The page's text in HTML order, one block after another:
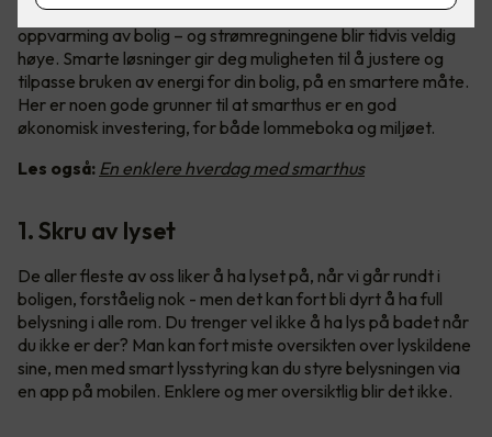
I Norge er vi vant til å måtte bruke en god del energi til
oppvarming av bolig – og strømregningene blir tidvis veldig
høye. Smarte løsninger gir deg muligheten til å justere og
tilpasse bruken av energi for din bolig, på en smartere måte.
Her er noen gode grunner til at smarthus er en god
økonomisk investering, for både lommeboka og miljøet.
Les også: En enklere hverdag med smarthus
1. Skru av lyset
De aller fleste av oss liker å ha lyset på, når vi går rundt i
boligen, forståelig nok - men det kan fort bli dyrt å ha full
belysning i alle rom. Du trenger vel ikke å ha lys på badet når
du ikke er der? Man kan fort miste oversikten over lyskildene
sine, men med smart lysstyring kan du styre belysningen via
en app på mobilen. Enklere og mer oversiktlig blir det ikke.